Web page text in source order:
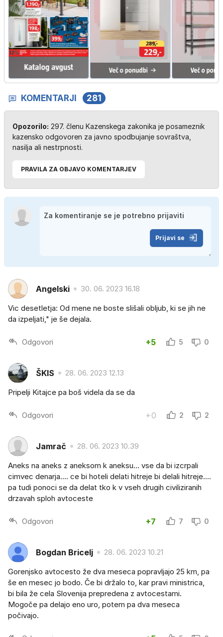
KOMENTARJI 281
Opozorilo: 297. členu Kazenskega zakonika je posameznik
kazensko odgovoren za javno spodbujanje sovraštva,
nasilja ali nestrpnosti.
PRAVILA ZA OBJAVO KOMENTARJEV
Prijavi se
Angelski 30. 06. 2023 16.18
Vic desetletja: Od mene ne boste slišali obljub, ki se jih ne
da izpeljati," je še dejala.
Odgovori +5 5 0
ŠKIS 28. 06. 2023 12.13
Pripelji Kitajce pa boš videla da se da
Odgovori +0 2 2
Jamrač 28. 06. 2023 10.39
Aneks na aneks z aneksom k aneksu... vse da bi izcrpali
cimvec denarja.... ce bi hoteli delati hitreje bi delali hitreje....
pa tudi ponoci se da delat tko k v vseh drugih civiliziranih
drzavah sploh avtoceste
Odgovori +7 7 0
Bogdan Bricelj 28. 06. 2023 10.21
Gorenjsko avtocesto že dva meseca popravljajo 25 km, pa
še en mesec jo bodo. Če bi držalo to, kar pravi ministrica,
bi bila že cela Slovenija prepredena z avtocestami.
Mogoče pa delajo eno uro, potem pa dva meseca
počivajo.